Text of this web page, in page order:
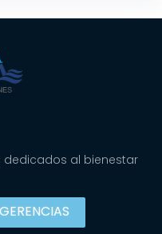
dedicados al bienestar